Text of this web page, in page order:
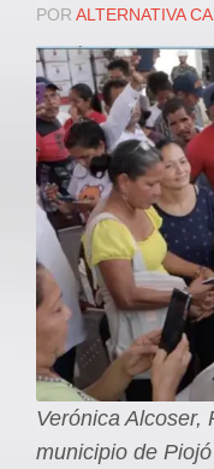
DEPARTAMENTAL
Internacional
OPINIÓN
Contactenos
facebook
Twitter
Instagram
Registro ISSN: 2711-
POR ALTERNATIVA
Verónica Alcoser,
municipio de